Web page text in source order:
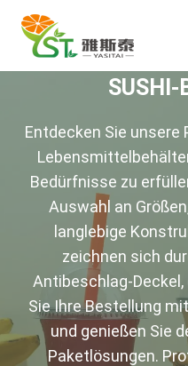
Zum
Inhalt
springen
SUSHI-
Entdecken Sie unsere
Bedürfnisse zu
Auswahl an
langlebige
zeichnen sich
Antibeschlag-
Sie Ihre Bestellung
und genießen Sie
Paketlösungen.